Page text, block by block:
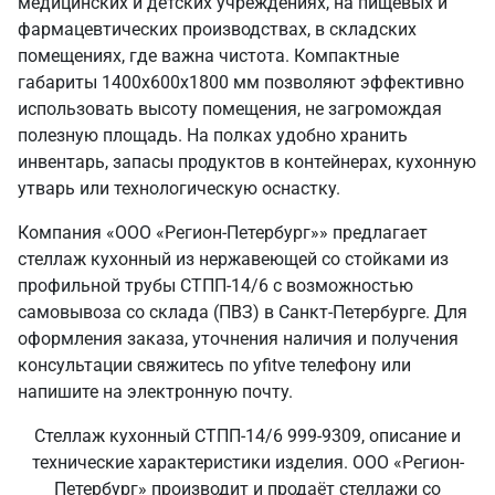
фармацевтических производствах, в складских
помещениях, где важна чистота. Компактные
габариты 1400х600х1800 мм позволяют эффективно
использовать высоту помещения, не загромождая
полезную площадь. На полках удобно хранить
инвентарь, запасы продуктов в контейнерах, кухонную
утварь или технологическую оснастку.
Компания «ООО «Регион-Петербург»» предлагает
стеллаж кухонный из нержавеющей со стойками из
профильной трубы СТПП-14/6 с возможностью
самовывоза со склада (ПВЗ) в Санкт‑Петербурге. Для
оформления заказа, уточнения наличия и получения
консультации свяжитесь по yfitve телефону или
напишите на электронную почту.
Стеллаж кухонный СТПП-14/6 999-9309, описание и
технические характеристики изделия. ООО «Регион-
Петербург» производит и продаёт стеллажи со